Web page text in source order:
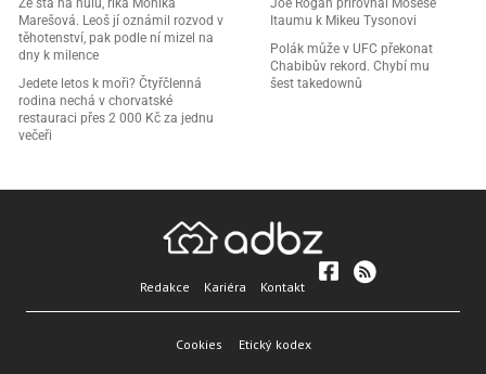
Ze sta na nulu, říká Monika
Marešová. Leoš jí oznámil rozvod v
těhotenství, pak podle ní mizel na
dny k milence
Jedete letos k moři? Čtyřčlenná
rodina nechá v chorvatské
restauraci přes 2 000 Kč za jednu
večeři
Joe Rogan přirovnal Mosese
Itaumu k Mikeu Tysonovi
Polák může v UFC překonat
Chabibův rekord. Chybí mu
šest takedownů
Redakce Kariéra Kontakt
Cookies Etický kodex